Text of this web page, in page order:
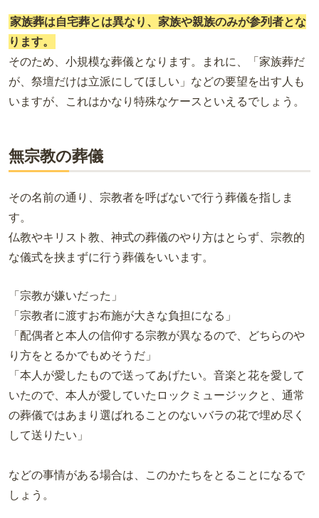
家族葬は自宅葬とは異なり、家族や親族のみが参列者とな
ります。
そのため、小規模な葬儀となります。まれに、「家族葬だ
が、祭壇だけは立派にしてほしい」などの要望を出す人も
いますが、これはかなり特殊なケースといえるでしょう。
無宗教の葬儀
その名前の通り、宗教者を呼ばないで行う葬儀を指しま
す。
仏教やキリスト教、神式の葬儀のやり方はとらず、宗教的
な儀式を挟まずに行う葬儀をいいます。
「宗教が嫌いだった」
「宗教者に渡すお布施が大きな負担になる」
「配偶者と本人の信仰する宗教が異なるので、どちらのや
り方をとるかでもめそうだ」
「本人が愛したもので送ってあげたい。音楽と花を愛して
いたので、本人が愛していたロックミュージックと、通常
の葬儀ではあまり選ばれることのないバラの花で埋め尽く
して送りたい」
などの事情がある場合は、このかたちをとることになるで
しょう。